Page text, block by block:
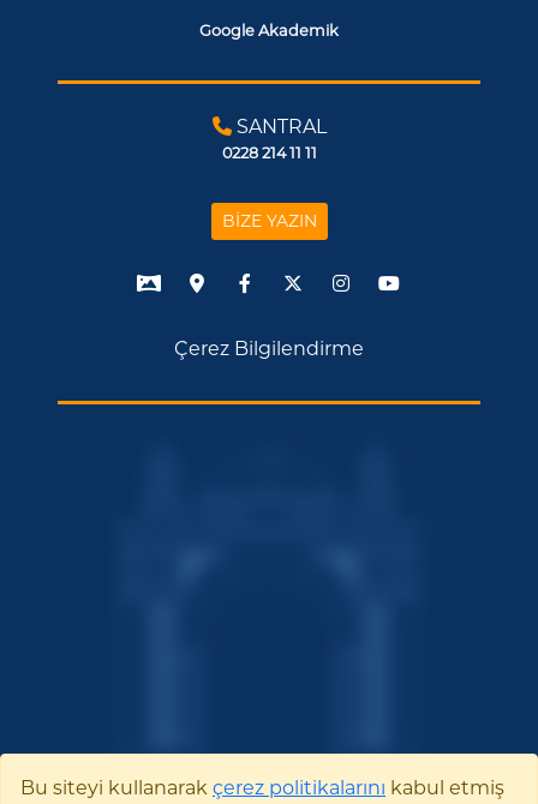
Google Akademik
SANTRAL
0228 214 11 11
BİZE YAZIN
Çerez Bilgilendirme
Bu siteyi kullanarak çerez politikalarını kabul etmiş